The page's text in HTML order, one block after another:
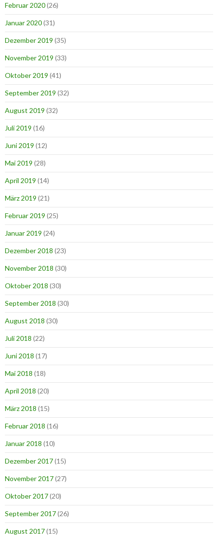
Februar 2020(26)
Januar 2020(31)
Dezember 2019 (35)
November 2019 (33)
Oktober 2019 (41)
September 2019 (32)
August 2019 (32)
Juli 2019 (16)
Juni 2019 (12)
Mai 2019 (28)
April 2019 (14)
März 2019 (21)
Februar 2019 (25)
Januar 2019 (24)
Dezember 2018 (23)
November 2018 (30)
Oktober 2018 (30)
September 2018 (30)
August 2018 (30)
Juli 2018 (22)
Juni 2018 (17)
Mai 2018 (18)
April 2018 (20)
März 2018 (15)
Februar 2018 (16)
Januar 2018 (10)
Dezember 2017(15)
November 2017(27)
Oktober 2017(20)
September 2017(26)
August 2017(15)